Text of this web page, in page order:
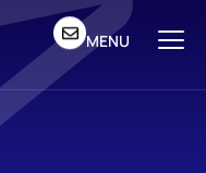
MENU